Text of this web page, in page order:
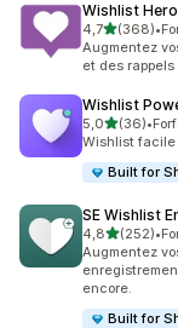
Wishlist Hero
4,7étoile(s)
(368)
368 avis au•
Augmentez
et des rappels
Wishlist
5,0étoile(s)
(36)
36 avis au•
Wishlist facile
Built for
SE Wishlist
4,8étoile(s)
(252)
252 avis au•
Augmentez
encore.
Built for